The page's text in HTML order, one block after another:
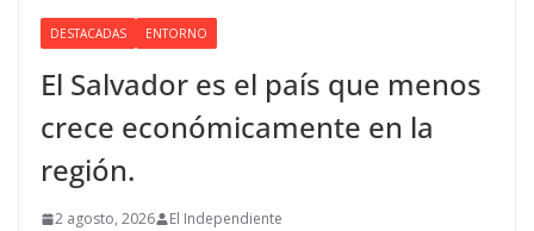
DESTACADAS ENTORNO
El Salvador es el país que menos
crece económicamente en la
región.
2 agosto, 2026 El Independiente